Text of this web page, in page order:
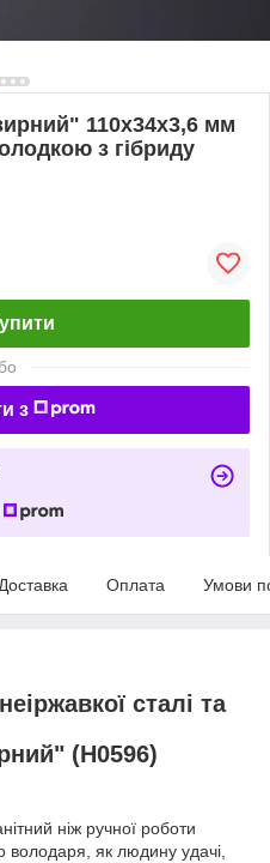
110х34х3,6 мм
з гібриду
з
Доставка Оплата Умови
сталі та
(Н0596)
ніж ручної роботи
володаря, як людину удачі,